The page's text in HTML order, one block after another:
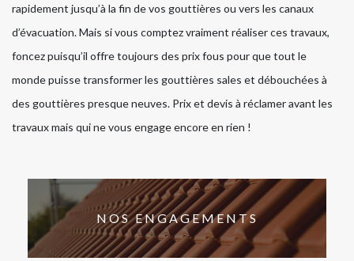
rapidement jusqu’à la fin de vos gouttières ou vers les canaux
d’évacuation. Mais si vous comptez vraiment réaliser ces travaux,
foncez puisqu’il offre toujours des prix fous pour que tout le
monde puisse transformer les gouttières sales et débouchées à
des gouttières presque neuves. Prix et devis à réclamer avant les
travaux mais qui ne vous engage encore en rien !
NOS ENGAGEMENTS